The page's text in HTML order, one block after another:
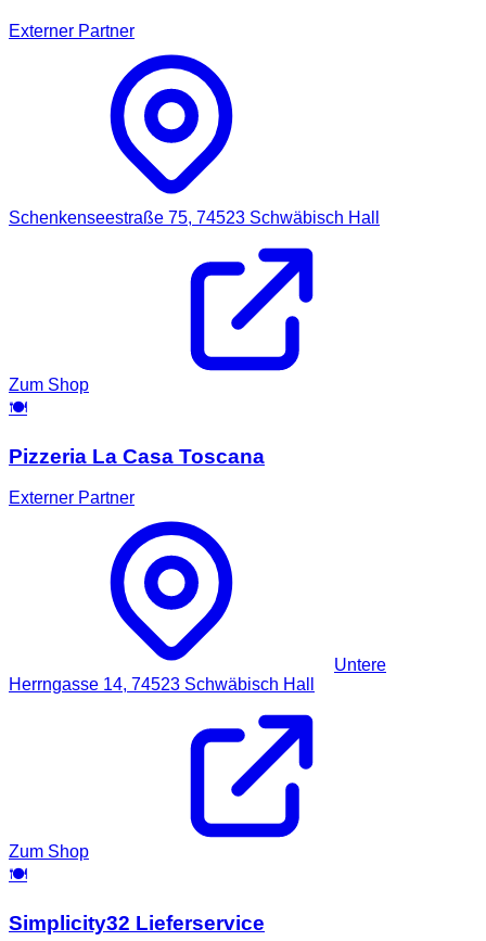
Externer Partner
Schenkenseestraße 75, 74523 Schwäbisch Hall
Zum Shop
🍽️
Pizzeria La Casa Toscana
Externer Partner
Untere
Herrngasse 14, 74523 Schwäbisch Hall
Zum Shop
🍽️
Simplicity32 Lieferservice